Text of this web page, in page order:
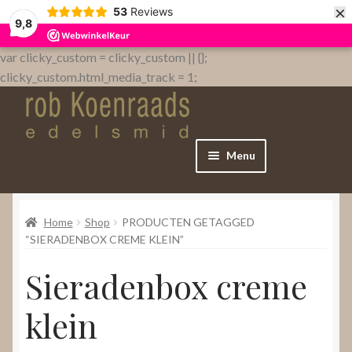
9,8
53 Reviews ×
var clicky_custom = clicky_custom || {};
clicky_custom.html_media_track = 1;
Menu
Home
WebShop
Over
Contact
Home Shop
PRODUCTEN GETAGGED
“SIERADENBOX CREME KLEIN”
Sieradenbox creme
klein